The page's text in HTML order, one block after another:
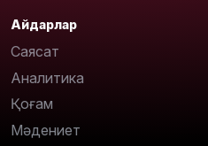
Айдарлар
Саясат
Аналитика
Қоғам
Мәдениет